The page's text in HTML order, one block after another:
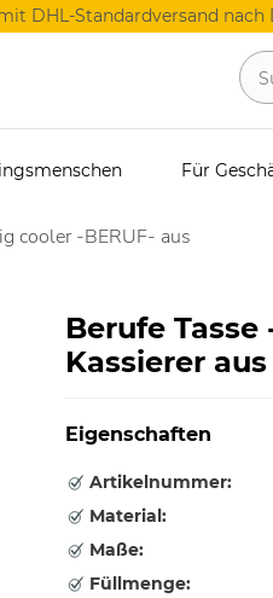
DHL-Standardversand nach
Für
cooler -BERUF- aus
Berufe
Kassierer aus
Eigenschaften
Artikelnummer:
Material:
Maße:
Füllmenge: